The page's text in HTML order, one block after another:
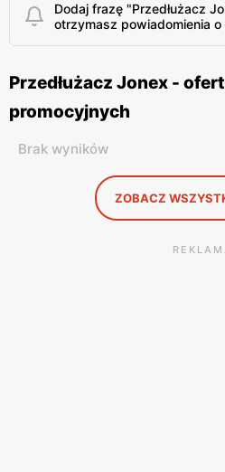
Dodaj frazę "Przedłużacz
otrzymasz powiadomienia
Przedłużacz Jonex -
promocyjnych
Brak wyników
ZOBACZ